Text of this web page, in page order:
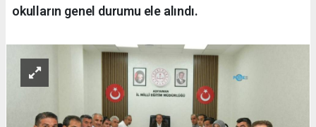
okulların genel durumu ele alındı.